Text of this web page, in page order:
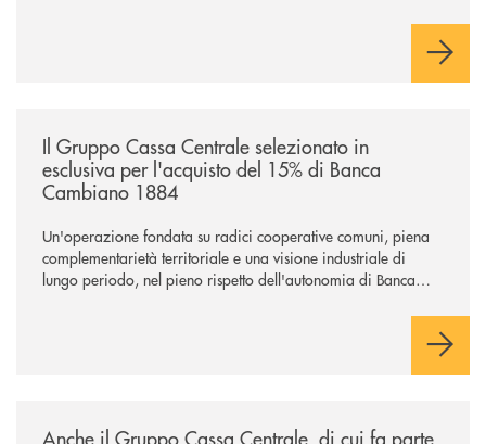
comuni e sulla prossimità ai territori, per ampliare l’offerta e
Il Gruppo Cassa Centrale selezionato in
esclusiva per l'acquisto del 15% di Banca
Cambiano 1884
Un'operazione fondata su radici cooperative comuni, piena
complementarietà territoriale e una visione industriale di
lungo periodo, nel pieno rispetto dell'autonomia di Banca
negoziazione esclusiva per la finalizzazione dell’operazione.
Anche il Gruppo Cassa Centrale, di cui fa parte